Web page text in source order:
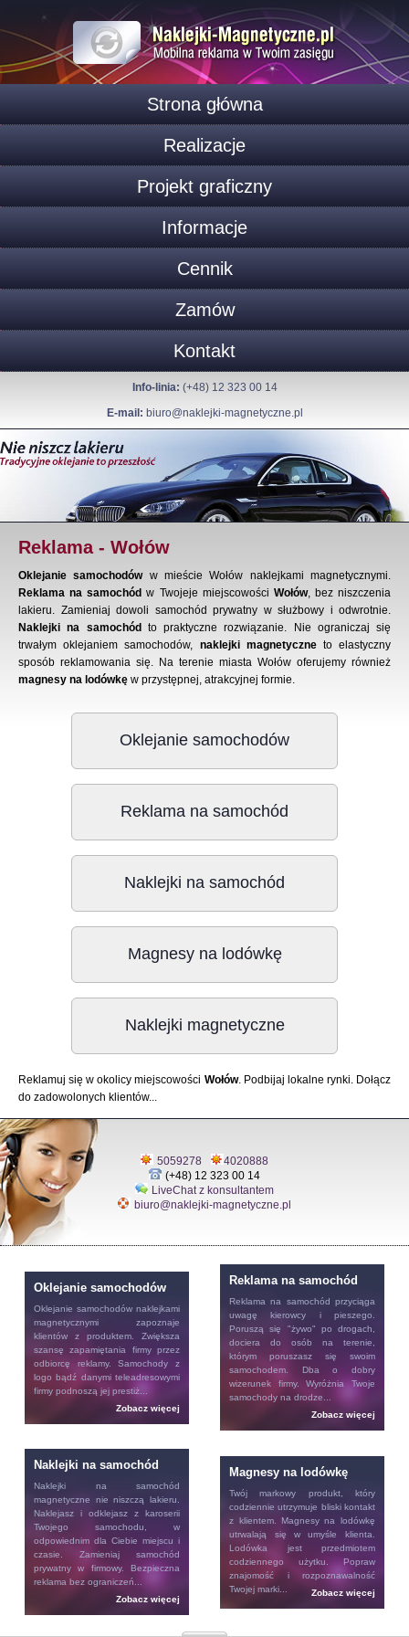
Strona główna
Realizacje
Projekt graficzny
Informacje
Cennik
Zamów
Kontakt
Info-linia: (+48) 12 323 00 14
E-mail: biuro@naklejki-magnetyczne.pl
Reklama - Wołów
Oklejanie samochodóww mieście Wołów naklejkami magnetycznymi.
Reklama na samochód w Twojeje miejscowości Wołów, bez niszczenia
lakieru. Zamieniaj dowoli samochód prywatny w służbowy i odwrotnie.
Naklejki na samochód
to praktyczne rozwiązanie. Nie ograniczaj się
trwałym oklejaniem samochodów, naklejki magnetyczneto elastyczny
sposób reklamowania się. Na terenie miasta Wołów oferujemy również
magnesy na lodówkę w przystępnej, atrakcyjnej formie.
Oklejanie samochodów
Reklama na samochód
Naklejki na samochód
Magnesy na lodówkę
Naklejki magnetyczne
Reklamuj się w okolicy miejscowości Wołów. Podbijaj lokalne rynki. Dołącz
do zadowolonych klientów...
5059278
4020888
(+48) 12 323 00 14
LiveChat z konsultantem
biuro@naklejki-magnetyczne.pl
Oklejanie samochodów
Oklejanie samochodów naklejkami
magnetycznymi zapoznaje
klientów z produktem. Zwiększa
szansę zapamiętania firmy przez
odbiorcę reklamy. Samochody z
logo bądź danymi teleadresowymi
firmy podnoszą jej prestiż...
Zobacz więcej
Reklama na samochód
Reklama na samochód przyciąga
uwagę kierowcy i pieszego.
Poruszą się "żywo" po drogach,
dociera do osób na terenie,
którym poruszasz się swoim
samochodem. Dba o dobry
wizerunek firmy. Wyróżnia Twoje
samochody na drodze...
Zobacz więcej
Naklejki na samochód
Naklejki na samochód
magnetyczne nie niszczą lakieru.
Naklejasz i odklejasz z karoserii
Twojego samochodu, w
odpowiednim dla Ciebie miejscu i
czasie. Zamieniaj samochód
prywatny w firmowy. Bezpieczna
reklama bez ograniczeń...
Zobacz więcej
Magnesy na lodówkę
Twój markowy produkt, który
codziennie utrzymuje bliski kontakt
z klientem. Magnesy na lodówkę
utrwalają się w umyśle klienta.
Lodówka jest przedmiotem
codziennego użytku. Popraw
znajomość i rozpoznawalność
Twojej marki...
Zobacz więcej